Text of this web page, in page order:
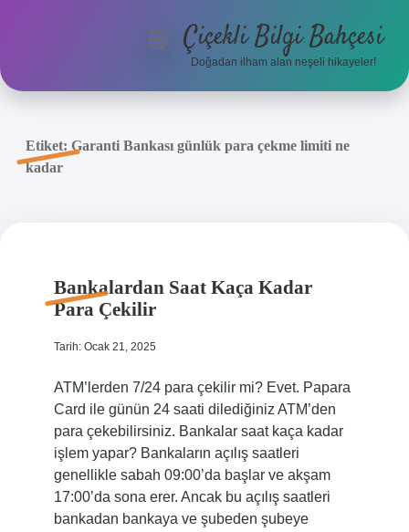
Anasayfa
Yasal Uyarı
menüyüÇiçekli Bilgi Bahçesi
Doğadan ilham alan neşeli hikayeler!
Etiket: Garanti Bankası günlük para çekme limiti ne
kadar
Bankalardan Saat Kaça Kadar
Para Çekilir
Tarih: Ocak 21, 2025
ATM’lerden 7/24 para çekilir mi? Evet. Papara
Card ile günün 24 saati dilediğiniz ATM’den
para çekebilirsiniz. Bankalar saat kaça kadar
işlem yapar? Bankaların açılış saatleri
genellikle sabah 09:00’da başlar ve akşam
17:00’da sona erer. Ancak bu açılış saatleri
bankadan bankaya ve şubeden şubeye